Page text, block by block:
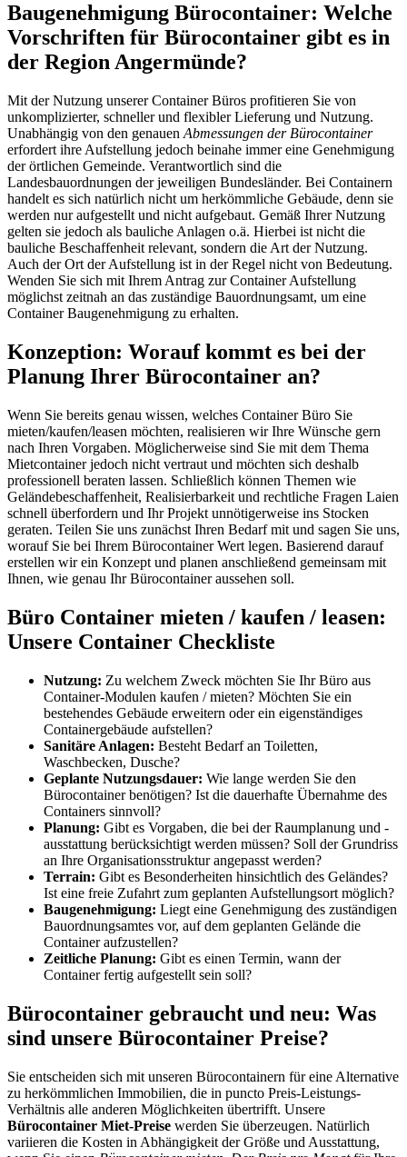
Baugenehmigung Bürocontainer: Welche
Vorschriften für Bürocontainer gibt es in
der Region Angermünde?
Mit der Nutzung unserer Container Büros profitieren Sie von
unkomplizierter, schneller und flexibler Lieferung und Nutzung.
Unabhängig von den genauen Abmessungen der Bürocontainer
erfordert ihre Aufstellung jedoch beinahe immer eine Genehmigung
der örtlichen Gemeinde. Verantwortlich sind die
Landesbauordnungen der jeweiligen Bundesländer. Bei Containern
handelt es sich natürlich nicht um herkömmliche Gebäude, denn sie
werden nur aufgestellt und nicht aufgebaut. Gemäß Ihrer Nutzung
gelten sie jedoch als bauliche Anlagen o.ä. Hierbei ist nicht die
bauliche Beschaffenheit relevant, sondern die Art der Nutzung.
Auch der Ort der Aufstellung ist in der Regel nicht von Bedeutung.
Wenden Sie sich mit Ihrem Antrag zur Container Aufstellung
möglichst zeitnah an das zuständige Bauordnungsamt, um eine
Container Baugenehmigung zu erhalten.
Konzeption: Worauf kommt es bei der
Planung Ihrer Bürocontainer an?
Wenn Sie bereits genau wissen, welches Container Büro Sie
mieten/kaufen/leasen möchten, realisieren wir Ihre Wünsche gern
nach Ihren Vorgaben. Möglicherweise sind Sie mit dem Thema
Mietcontainer jedoch nicht vertraut und möchten sich deshalb
professionell beraten lassen. Schließlich können Themen wie
Geländebeschaffenheit, Realisierbarkeit und rechtliche Fragen Laien
schnell überfordern und Ihr Projekt unnötigerweise ins Stocken
geraten. Teilen Sie uns zunächst Ihren Bedarf mit und sagen Sie uns,
worauf Sie bei Ihrem Bürocontainer Wert legen. Basierend darauf
erstellen wir ein Konzept und planen anschließend gemeinsam mit
Ihnen, wie genau Ihr Bürocontainer aussehen soll.
Büro Container mieten / kaufen / leasen:
Unsere Container Checkliste
Nutzung: Zu welchem Zweck möchten Sie Ihr Büro aus
Container-Modulen kaufen / mieten? Möchten Sie ein
bestehendes Gebäude erweitern oder ein eigenständiges
Containergebäude aufstellen?
Sanitäre Anlagen: Besteht Bedarf an Toiletten,
Waschbecken, Dusche?
Geplante Nutzungsdauer: Wie lange werden Sie den
Bürocontainer benötigen? Ist die dauerhafte Übernahme des
Containers sinnvoll?
Planung: Gibt es Vorgaben, die bei der Raumplanung und -
ausstattung berücksichtigt werden müssen? Soll der Grundriss
an Ihre Organisationsstruktur angepasst werden?
Terrain: Gibt es Besonderheiten hinsichtlich des Geländes?
Ist eine freie Zufahrt zum geplanten Aufstellungsort möglich?
Baugenehmigung: Liegt eine Genehmigung des zuständigen
Bauordnungsamtes vor, auf dem geplanten Gelände die
Container aufzustellen?
Zeitliche Planung: Gibt es einen Termin, wann der
Container fertig aufgestellt sein soll?
Bürocontainer gebraucht und neu: Was
sind unsere Bürocontainer Preise?
Sie entscheiden sich mit unseren Bürocontainern für eine Alternative
zu herkömmlichen Immobilien, die in puncto Preis-Leistungs-
Verhältnis alle anderen Möglichkeiten übertrifft. Unsere
Bürocontainer Miet-Preise werden Sie überzeugen. Natürlich
variieren die Kosten in Abhängigkeit der Größe und Ausstattung,